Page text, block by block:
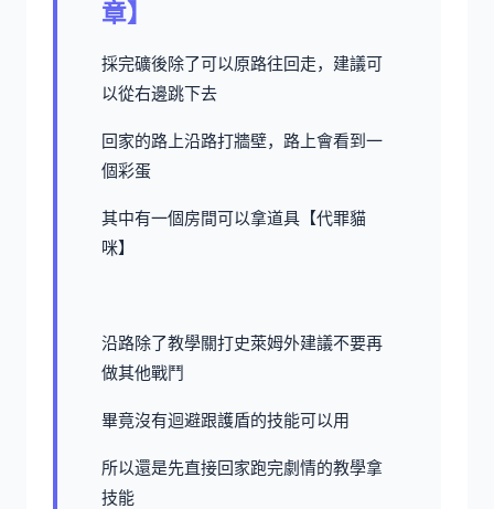
章】
採完礦後除了可以原路往回走，建議可
以從右邊跳下去
回家的路上沿路打牆壁，路上會看到一
個彩蛋
其中有一個房間可以拿道具【代罪貓
咪】
沿路除了教學關打史萊姆外建議不要再
做其他戰鬥
畢竟沒有迴避跟護盾的技能可以用
所以還是先直接回家跑完劇情的教學拿
技能